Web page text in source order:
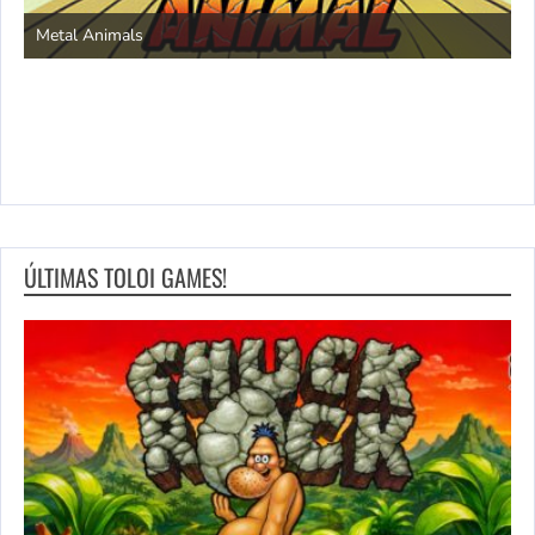
Metal Animals
ÚLTIMAS TOLOI GAMES!